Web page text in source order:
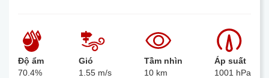
Độ ẩm
70.4%
Gió
1.55 m/s
Tầm nhìn
10 km
Áp suất
1001 hPa